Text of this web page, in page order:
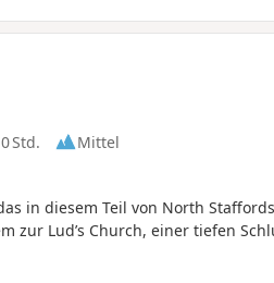
Std.
Mittel
in diesem Teil von North
zur Lud’s Church, einer tiefen